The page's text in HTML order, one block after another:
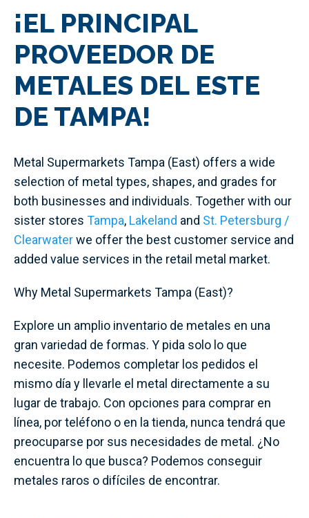
¡EL PRINCIPAL
PROVEEDOR DE
METALES DEL ESTE
DE TAMPA!
Metal Supermarkets Tampa (East) offers a wide
selection of metal types, shapes, and grades for
both businesses and individuals. Together with our
sister stores Tampa, Lakeland and St. Petersburg /
Clearwaterwe offer the best customer service and
added value services in the retail metal market.
Why Metal Supermarkets Tampa (East)?
Explore un amplio inventario de metales en una
gran variedad de formas. Y pida solo lo que
necesite. Podemos completar los pedidos el
mismo día y llevarle el metal directamente a su
lugar de trabajo. Con opciones para comprar en
línea, por teléfono o en la tienda, nunca tendrá que
preocuparse por sus necesidades de metal. ¿No
encuentra lo que busca? Podemos conseguir
metales raros o difíciles de encontrar.